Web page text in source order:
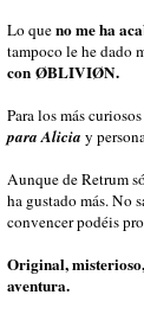
Lo queno me ha
tampoco le he dado
con ØBLIVIØN.
Para los más
para Alicia y
Aunque de Retrum
ha gustado más. No
convencer podéis
Original,
aventura.